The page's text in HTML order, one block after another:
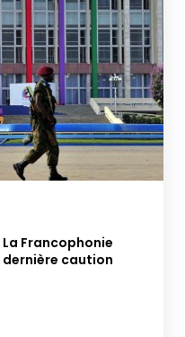
Francophonie
caution